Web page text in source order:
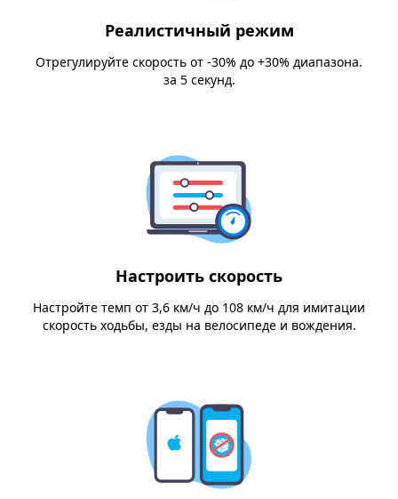
Реалистичный режим
Отрегулируйте скорость от -30% до +30% диапазона.
за 5 секунд.
Настроить скорость
Настройте темп от 3,6 км/ч до 108 км/ч для имитации
скорость ходьбы, езды на велосипеде и вождения.